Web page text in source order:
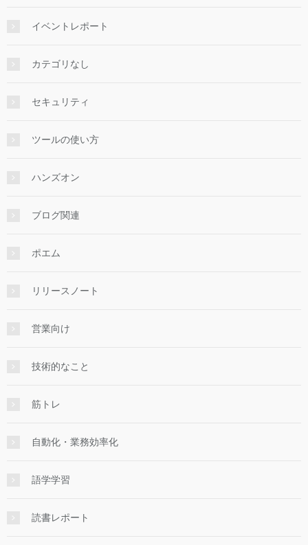
イベントレポート
カテゴリなし
セキュリティ
ツールの使い方
ハンズオン
ブログ関連
ポエム
リリースノート
営業向け
技術的なこと
筋トレ
自動化・業務効率化
語学学習
読書レポート